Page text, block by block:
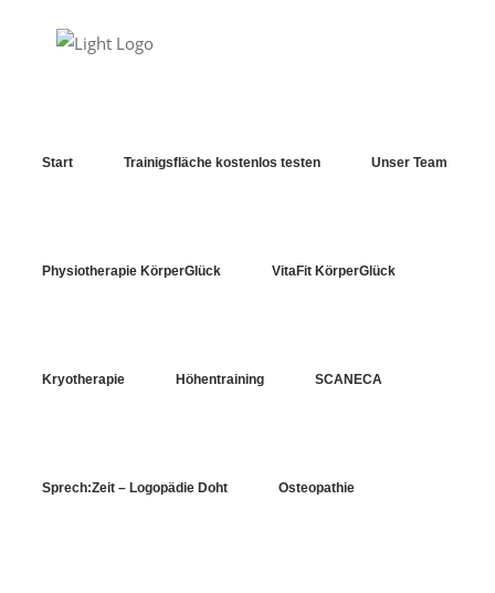
Start Trainigsfläche kostenlos testen Unser Team
Physiotherapie KörperGlück VitaFit KörperGlück
Kryotherapie Höhentraining SCANECA
Sprech:Zeit – Logopädie Doht Osteopathie